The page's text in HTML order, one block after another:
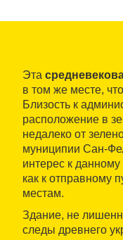
Эта
в том же месте,
Близость к
расположение в
недалеко от
муниципии Сан-
интерес к
как к отправному
местам.
Здание, не
следы древнего